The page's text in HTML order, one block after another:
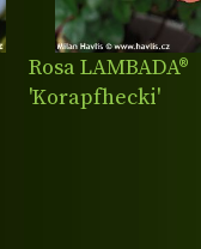
Rosa LAMBADA®
'Korapfhecki'